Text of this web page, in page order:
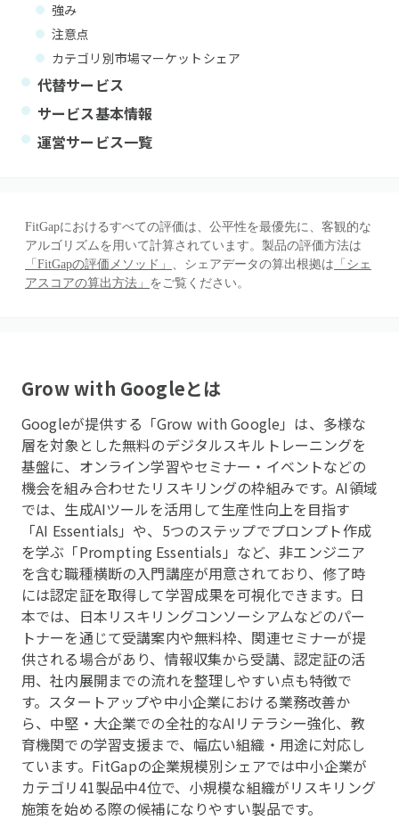
強み
注意点
カテゴリ別市場マーケットシェア
代替サービス
サービス基本情報
運営サービス一覧
FitGapにおけるすべての評価は、公平性を最優先に、客観的な
アルゴリズムを用いて計算されています。製品の評価方法は
「FitGapの評価メソッド」 、シェアデータの算出根拠は 「シェ
アスコアの算出方法」 をご覧ください。
Grow with Googleとは
Googleが提供する「Grow with Google」は、多様な
層を対象とした無料のデジタルスキルトレーニングを
基盤に、オンライン学習やセミナー・イベントなどの
機会を組み合わせたリスキリングの枠組みです。AI領域
では、生成AIツールを活用して生産性向上を目指す
「AI Essentials」や、5つのステップでプロンプト作成
を学ぶ「Prompting Essentials」など、非エンジニア
を含む職種横断の入門講座が用意されており、修了時
には認定証を取得して学習成果を可視化できます。日
本では、日本リスキリングコンソーシアムなどのパー
トナーを通じて受講案内や無料枠、関連セミナーが提
供される場合があり、情報収集から受講、認定証の活
用、社内展開までの流れを整理しやすい点も特徴で
す。スタートアップや中小企業における業務改善か
ら、中堅・大企業での全社的なAIリテラシー強化、教
育機関での学習支援まで、幅広い組織・用途に対応し
ています。FitGapの企業規模別シェアでは中小企業が
カテゴリ41製品中4位で、小規模な組織がリスキリング
施策を始める際の候補になりやすい製品です。